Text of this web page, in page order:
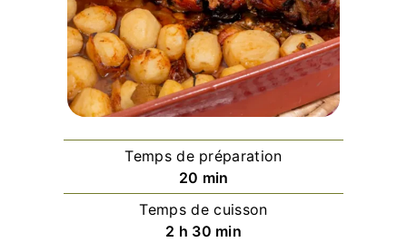
Temps de préparation
20 minutes
min
Temps de cuisson
2 heures
h 30minutes
min